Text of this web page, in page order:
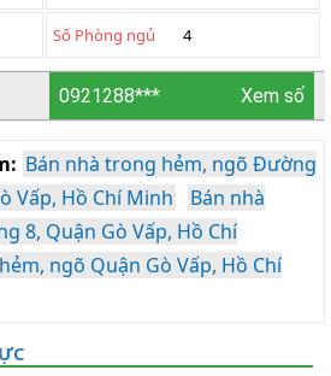
Số Phòng ngủ 4
0921288*** Xem số
Bán nhà trong hẻm, ngõ Đường
Vấp, Hồ Chí Minh
Bán nhà
8, Quận Gò Vấp, Hồ Chí
ngõ Quận Gò Vấp, Hồ Chí